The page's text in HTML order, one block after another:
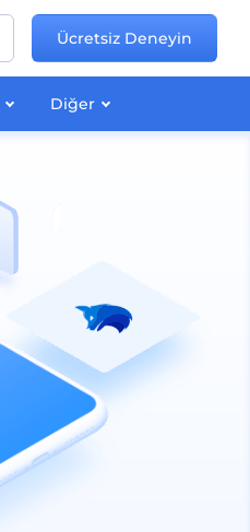
Diğer
Ücretsiz Deneyin